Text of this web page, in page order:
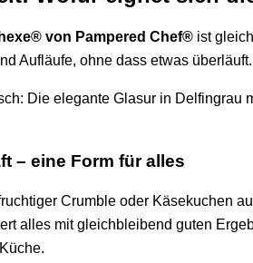
von Pampered Chef® ist
Aufläufe, ohne dass etwas
Die elegante Glasur in Delfingrau
– eine Form für alles
Crumble oder Käsekuchen
alles mit gleichbleibend guten